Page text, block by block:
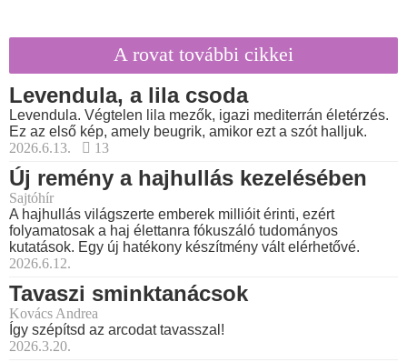
A rovat további cikkei
Levendula, a lila csoda
Levendula. Végtelen lila mezők, igazi mediterrán életérzés.
Ez az első kép, amely beugrik, amikor ezt a szót halljuk.
2026.6.13.
13
Új remény a hajhullás kezelésében
Sajtóhír
A hajhullás világszerte emberek millióit érinti, ezért
folyamatosak a haj élettanra fókuszáló tudományos
kutatások. Egy új hatékony készítmény vált elérhetővé.
2026.6.12.
Tavaszi sminktanácsok
Kovács Andrea
Így szépítsd az arcodat tavasszal!
2026.3.20.